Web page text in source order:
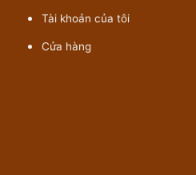
Tài khoản của tôi
Cửa hàng